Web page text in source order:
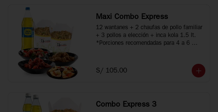
Maxi Combo Express
12 wantanes + 2 chaufas de pollo familiar
+ 3 pollos a elección + inca kola 1.5 lt.
*Porciones recomendadas para 4 a 6
S/ 105.00
Combo Express 3